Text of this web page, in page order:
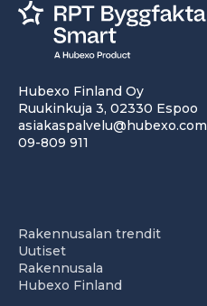
Hubexo Finland Oy
Ruukinkuja 3, 02330 Espoo
asiakaspalvelu@hubexo.com
09-809 911
Rakennusalan trendit
Uutiset
Rakennusala
Hubexo Finland